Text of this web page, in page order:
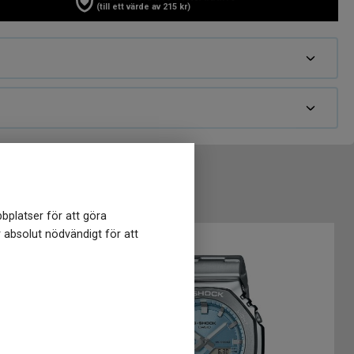
för att göra
absolut nödvändigt för att
(till ett värde av 215 kr)